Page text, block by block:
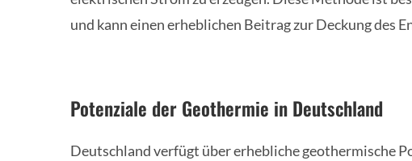
und kann einen erheblichen Beitrag zur Deckung des
Potenziale der Geothermie in Deutschland
Deutschland verfügt über erhebliche geothermische